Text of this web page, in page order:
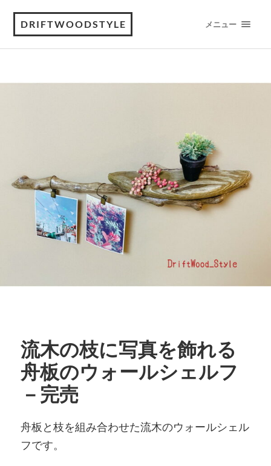
DRIFTWOODSTYLE メニュー
流木の枝に写真を飾れる
舟板のウォールシェルフ
－完売
舟板と枝を組み合わせた流木のウォールシェル
フです。